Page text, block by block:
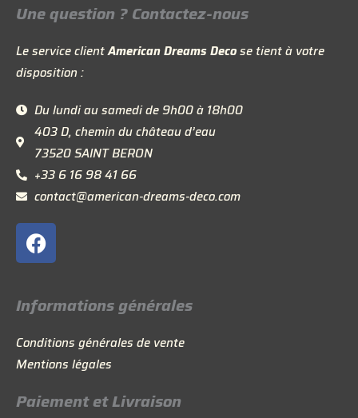
Une question ? Contactez-nous
Le service clientAmerican Dreams Decose tient à votre
disposition :
Du lundi au samedi de 9h00 à 18h00
403 D, chemin du château d’eau
73520 SAINT BERON
+33 6 16 98 41 66
contact@american-dreams-deco.com
F
a
c
e
b
o
o
k
Informations générales
Conditions générales de vente
Mentions légales
Paiement et Livraison